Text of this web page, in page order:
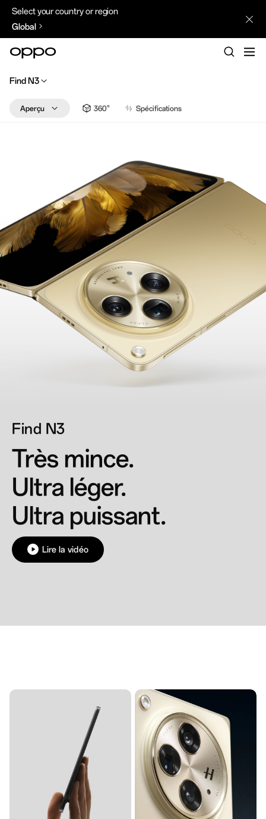
Select your country or region
Global
Find N3
Aperçu
360° Spécifications
Find N3
Très mince.
Ultra léger.
Ultra puissant.
Lire la vidéo